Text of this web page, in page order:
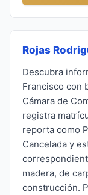
Rojas
Descubra
Francisco con
Cámara de
registra
reporta como
Cancelada y
madera, de
construcción.